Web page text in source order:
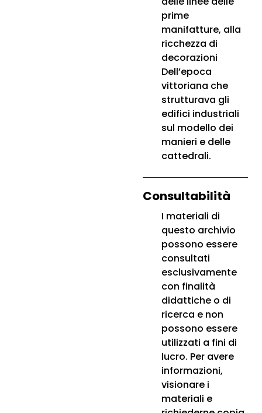
prime
manifatture, alla
ricchezza di
decorazioni
Dell’epoca
vittoriana che
strutturava gli
edifici industriali
sul modello dei
manieri e delle
cattedrali.
Consultabilità
I materiali di
questo archivio
possono essere
consultati
esclusivamente
con finalità
didattiche o di
ricerca e non
possono essere
utilizzati a fini di
lucro. Per avere
informazioni,
visionare i
materiali e